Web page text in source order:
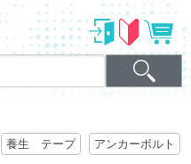
養生 テープ
アンカーボルト